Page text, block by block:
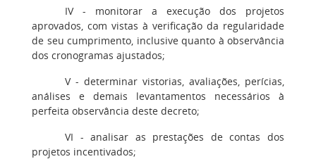
IV - monitorar a execução dos projetos
aprovados, com vistas à verificação da regularidade
de seu cumprimento, inclusive quanto à observância
dos cronogramas ajustados;
V - determinar vistorias, avaliações, perícias,
análises e demais levantamentos necessários à
perfeita observância deste decreto;
VI - analisar as prestações de contas dos
projetos incentivados;